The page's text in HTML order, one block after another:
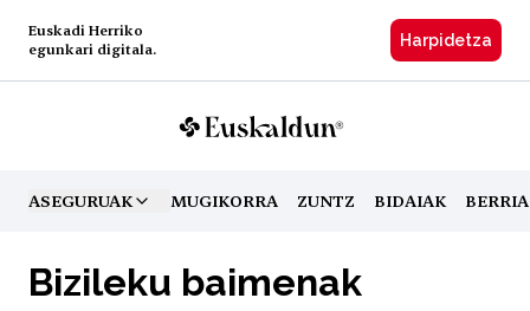
Euskadi Herriko
egunkari digitala.
Harpidetzа
ASEGURUAK
TOGGLE MENU MUGIKORRA ZUNTZ BIDAIAK
Bizileku baimenak